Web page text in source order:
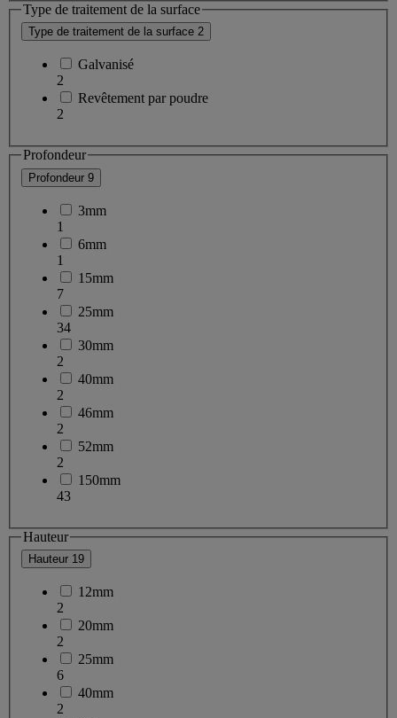
Type de traitement de la surface
Type de traitement de la surface 2
Galvanisé
2
Revêtement par poudre
2
Profondeur
Profondeur 9
3mm
1
6mm
1
15mm
7
25mm
34
30mm
2
40mm
2
46mm
2
52mm
2
150mm
43
Hauteur
Hauteur 19
12mm
2
20mm
2
25mm
6
40mm
2